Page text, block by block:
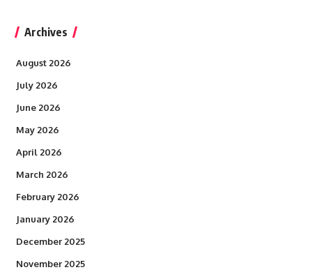
Archives
August 2026
July 2026
June 2026
May 2026
April 2026
March 2026
February 2026
January 2026
December 2025
November 2025